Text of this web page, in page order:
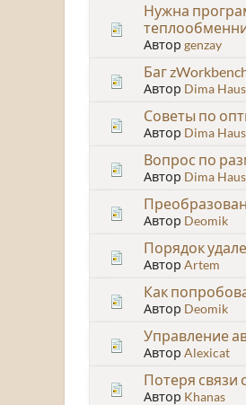
Нужна
Автор genzay
Баг
Автор Dima
Советы по
Автор Dima
Вопрос по
Автор Dima
Автор Deomik
Порядок
Автор Artem
Как
Автор Deomik
Управление
Автор Alexicat
Потеря связи
Автор Khanas